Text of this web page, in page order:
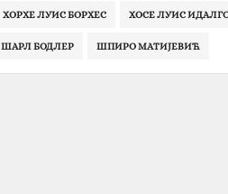
ХОРХЕ ЛУИС БОРХЕС ХОСЕ ЛУИС
ШАРЛ БОДЛЕР ШПИРО МАТИЈЕВИЋ